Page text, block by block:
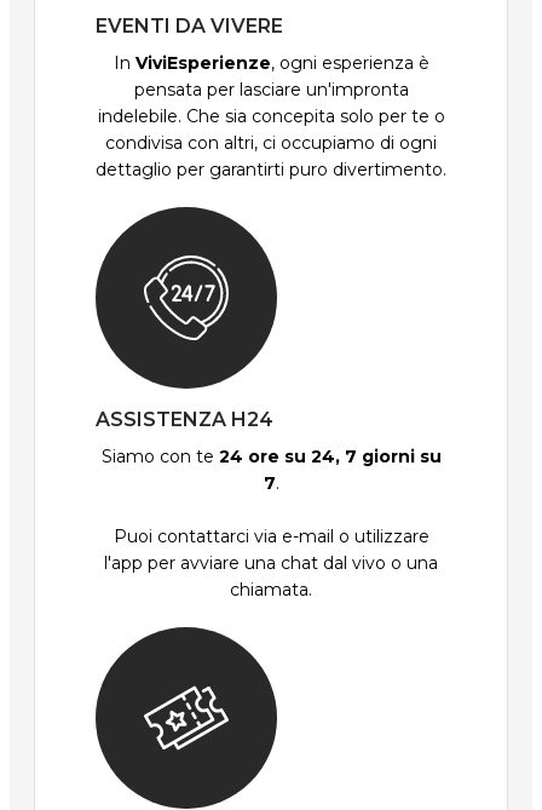
EVENTI DA VIVERE
In ViviEsperienze, ogni esperienza è
pensata per lasciare un'impronta
indelebile. Che sia concepita solo per te o
condivisa con altri, ci occupiamo di ogni
dettaglio per garantirti puro divertimento.
ASSISTENZA H24
Siamo con te 24 ore su 24, 7 giorni su
7.
Puoi contattarci via e-mail o utilizzare
l'app per avviare una chat dal vivo o una
chiamata.